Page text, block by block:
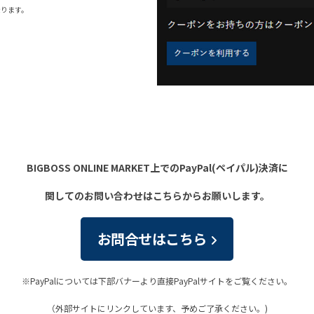
ます。
BIGBOSS ONLINE MARKET上でのPayPal(ペイパル)決済に
関してのお問い合わせはこちらからお願いします。
お問合せはこちら
※PayPalについては下部バナーより直接PayPalサイトをご覧ください。
（外部サイトにリンクしています、予めご了承ください。)